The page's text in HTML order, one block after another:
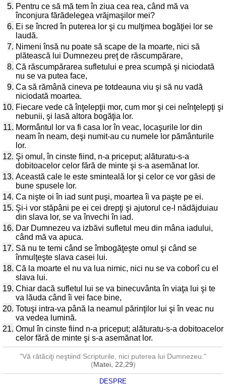
5. Pentru ce să mă tem în ziua cea rea, când mă va
înconjura fărădelegea vrăjmaşilor mei?
6. Ei se încred în puterea lor şi cu mulţimea bogăţiei lor se
laudă.
7. Nimeni însă nu poate să scape de la moarte, nici să
plătească lui Dumnezeu preţ de răscumpărare,
8. Că răscumpărarea sufletului e prea scumpă şi niciodată
nu se va putea face,
9. Ca să rămână cineva pe totdeauna viu şi să nu vadă
niciodată moartea.
10. Fiecare vede că înţelepţii mor, cum mor şi cei neînţelepţi şi
nebunii, şi lasă altora bogăţia lor.
11. Mormântul lor va fi casa lor în veac, locaşurile lor din
neam în neam, deşi numit-au cu numele lor pământurile
lor.
12. Şi omul, în cinste fiind, n-a priceput; alăturatu-s-a
dobitoacelor celor fără de minte şi s-a asemănat lor.
13. Această cale le este sminteală lor şi celor ce vor găsi de
bune spusele lor.
14. Ca nişte oi în iad sunt puşi, moartea îi va paşte pe ei.
15. Şi-i vor stăpâni pe ei cei drepţi şi ajutorul ce-l nădăjduiau
din slava lor, se va învechi în iad.
16. Dar Dumnezeu va izbăvi sufletul meu din mâna iadului,
când mă va apuca.
17. Să nu te temi când se îmbogăţeşte omul şi când se
înmulţeşte slava casei lui.
18. Că la moarte el nu va lua nimic, nici nu se va coborî cu el
slava lui.
19. Chiar dacă sufletul lui se va binecuvânta în viaţa lui şi te
va lăuda când îi vei face bine,
20. Totuşi intra-va până la neamul părinţilor lui şi în veac nu
va vedea lumină.
21. Omul în cinste fiind n-a priceput; alăturatu-s-a dobitoacelor
celor fără de minte şi s-a asemănat lor.
"Vă rătăciţi neştiind Scripturile, nici puterea lui Dumnezeu."
(Matei, 22,29)
DESPRE